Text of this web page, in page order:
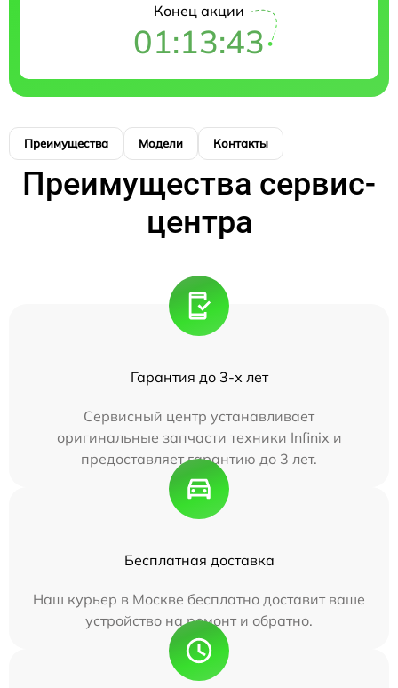
Конец акции
01:13:43
Преимущества Модели Контакты
Преимущества сервис-
центра
Гарантия до 3-х лет
Сервисный центр устанавливает
оригинальные запчасти техники Infinix и
предоставляет гарантию до 3 лет.
Бесплатная доставка
Наш курьер в Москве бесплатно доставит ваше
устройство на ремонт и обратно.